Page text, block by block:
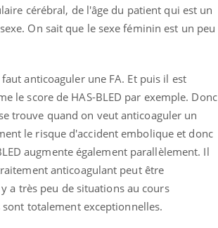
cérébral, de l'âge du patient qui est un
On sait que le sexe féminin est un peu
anticoaguler une FA. Et puis il est
le score de HAS-BLED par exemple. Donc
trouve quand on veut anticoaguler un
le risque d'accident embolique et donc
augmente également parallèlement. Il
anticoagulant peut être
a très peu de situations au cours
totalement exceptionnelles.